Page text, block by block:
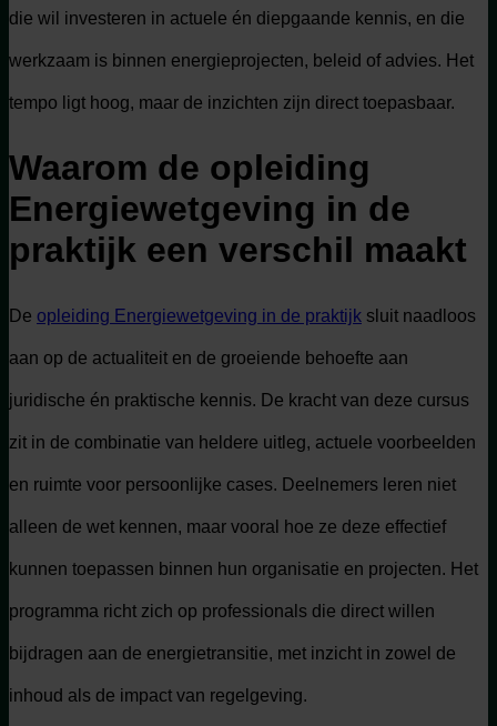
die wil investeren in actuele én diepgaande kennis, en die
werkzaam is binnen energieprojecten, beleid of advies. Het
tempo ligt hoog, maar de inzichten zijn direct toepasbaar.
Waarom de opleiding
Energiewetgeving in de
praktijk een verschil maakt
De opleiding Energiewetgeving in de praktijk sluit naadloos
aan op de actualiteit en de groeiende behoefte aan
juridische én praktische kennis. De kracht van deze cursus
zit in de combinatie van heldere uitleg, actuele voorbeelden
en ruimte voor persoonlijke cases. Deelnemers leren niet
alleen de wet kennen, maar vooral hoe ze deze effectief
kunnen toepassen binnen hun organisatie en projecten. Het
programma richt zich op professionals die direct willen
bijdragen aan de energietransitie, met inzicht in zowel de
inhoud als de impact van regelgeving.